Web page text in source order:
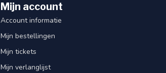
Mijn account
Account informatie
Mijn bestellingen
Mijn tickets
Mijn verlanglijst